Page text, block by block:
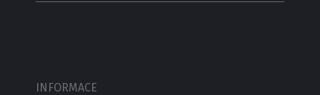
INFORMACE